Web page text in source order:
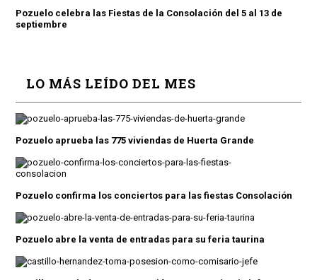
Pozuelo celebra las Fiestas de la Consolación del 5 al 13 de
septiembre
LO MÁS LEÍDO DEL MES
Pozuelo aprueba las 775 viviendas de Huerta Grande
Pozuelo confirma los conciertos para las fiestas Consolación
Pozuelo abre la venta de entradas para su feria taurina